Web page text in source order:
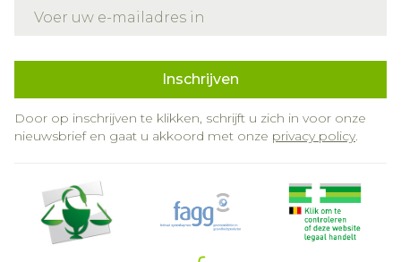
Inschrijven
Door op inschrijven te klikken, schrijft u zich in voor onze
nieuwsbrief en gaat u akkoord met onze privacy policy.